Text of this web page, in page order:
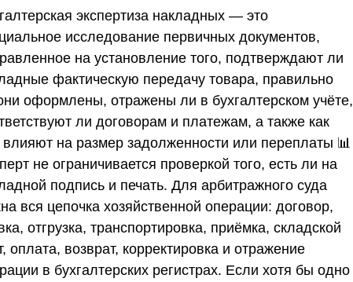
экспертиза накладных — это
исследование первичных документов,
на установление того, подтверждают ли
фактическую передачу товара, правильно
оформлены, отражены ли в бухгалтерском учёте,
ли договорам и платежам, а также как
влияют на размер задолженности или переплаты 📊
не ограничивается проверкой того, есть ли на
подпись и печать. Для арбитражного суда
вся цепочка хозяйственной операции: договор,
отгрузка, транспортировка, приёмка, складской
оплата, возврат, корректировка и отражение
в бухгалтерских регистрах. Если хотя бы одно